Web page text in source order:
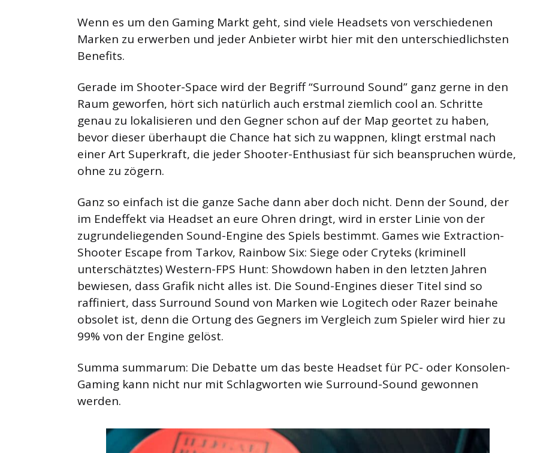
Wenn es um den Gaming Markt geht, sind viele Headsets von verschiedenen
Marken zu erwerben und jeder Anbieter wirbt hier mit den unterschiedlichsten
Benefits.
Gerade im Shooter-Space wird der Begriff “Surround Sound” ganz gerne in den
Raum geworfen, hört sich natürlich auch erstmal ziemlich cool an. Schritte
genau zu lokalisieren und den Gegner schon auf der Map geortet zu haben,
bevor dieser überhaupt die Chance hat sich zu wappnen, klingt erstmal nach
einer Art Superkraft, die jeder Shooter-Enthusiast für sich beanspruchen würde,
ohne zu zögern.
Ganz so einfach ist die ganze Sache dann aber doch nicht. Denn der Sound, der
im Endeffekt via Headset an eure Ohren dringt, wird in erster Linie von der
zugrundeliegenden Sound-Engine des Spiels bestimmt. Games wie Extraction-
Shooter Escape from Tarkov, Rainbow Six: Siege oder Cryteks (kriminell
unterschätztes) Western-FPS Hunt: Showdown haben in den letzten Jahren
bewiesen, dass Grafik nicht alles ist. Die Sound-Engines dieser Titel sind so
raffiniert, dass Surround Sound von Marken wie Logitech oder Razer beinahe
obsolet ist, denn die Ortung des Gegners im Vergleich zum Spieler wird hier zu
99% von der Engine gelöst.
Summa summarum: Die Debatte um das beste Headset für PC- oder Konsolen-
Gaming kann nicht nur mit Schlagworten wie Surround-Sound gewonnen
werden.